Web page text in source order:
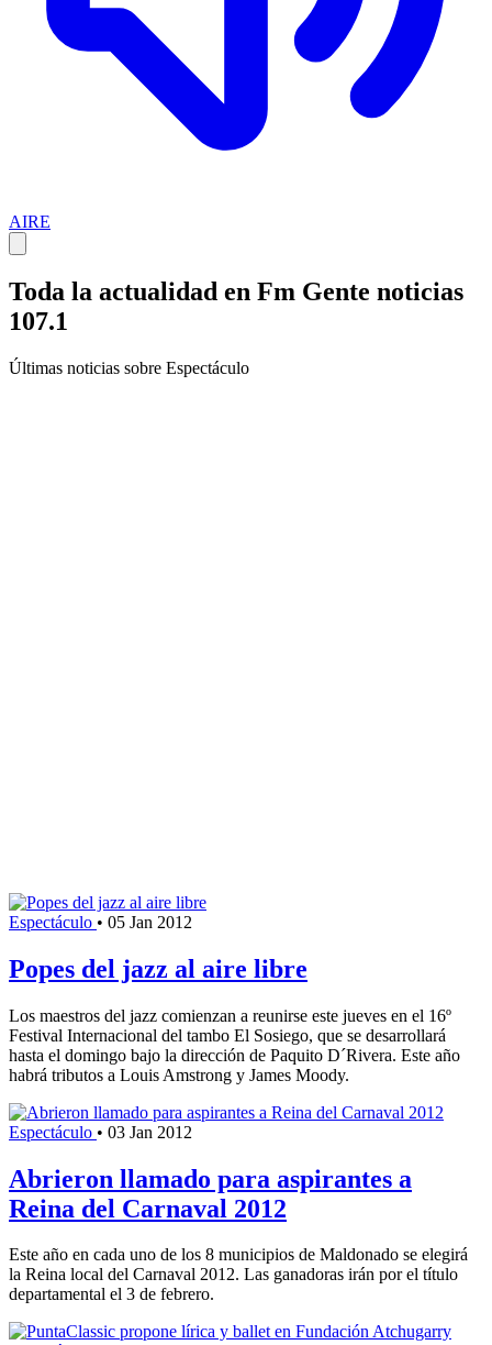
AIRE
Toda la actualidad en Fm Gente noticias
107.1
Últimas noticias sobre Espectáculo
Espectáculo • 05 Jan 2012
Popes del jazz al aire libre
Los maestros del jazz comienzan a reunirse este jueves en el 16º
Festival Internacional del tambo El Sosiego, que se desarrollará
hasta el domingo bajo la dirección de Paquito D´Rivera. Este año
habrá tributos a Louis Amstrong y James Moody.
Espectáculo • 03 Jan 2012
Abrieron llamado para aspirantes a
Reina del Carnaval 2012
Este año en cada uno de los 8 municipios de Maldonado se elegirá
la Reina local del Carnaval 2012. Las ganadoras irán por el título
departamental el 3 de febrero.